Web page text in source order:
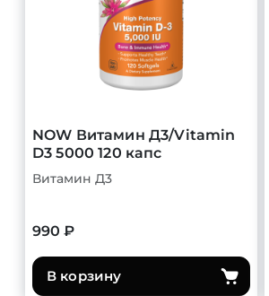
NOW Витамин Д3/Vitamin
D3 5000 120 капс
Витамин Д3
990 ₽
В корзину